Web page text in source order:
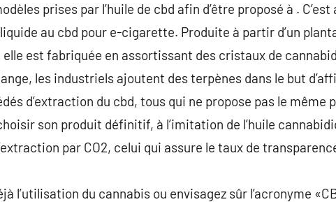
prises par l’huile de cbd afin d’être proposé à . C’est
au cbd pour e-cigarette. Produite à partir d’un
est fabriquée en assortissant des cristaux de
les industriels ajoutent des terpènes dans le but
d’extraction du cbd, tous qui ne propose pas le même
son produit définitif, à l’imitation de l’huile
par CO2, celui qui assure le taux de
l’utilisation du cannabis ou envisagez sûr l’acronyme